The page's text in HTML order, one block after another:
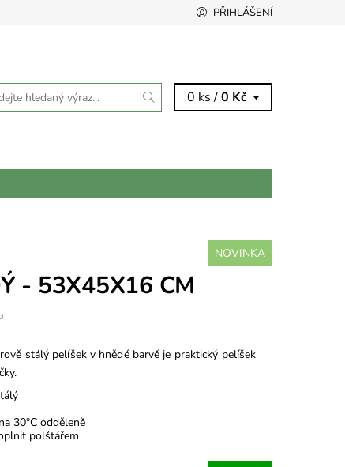
PŘIHLÁŠENÍ
0 ks /0 Kč
NOVINKA
- 53X45X16 CM
stálý pelíšek v hnědé barvě je praktický pelíšek
30°C odděleně
polštářem